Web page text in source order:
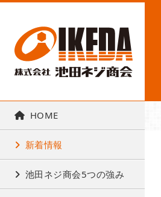
HOME
新着情報
池田ネジ商会5つの強み